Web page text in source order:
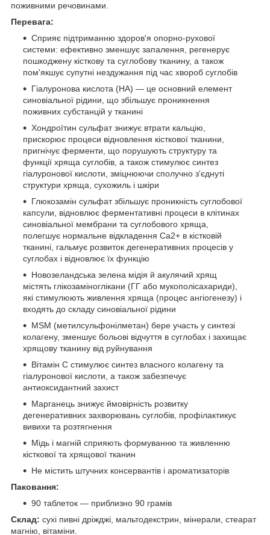
поживними речовинами.
Перевага:
Сприяє підтриманню здоров'я опорно-рухової
системи: ефективно зменшує запалення, регенерує
пошкоджену кісткову та суглобову тканину, а також
пом'якшує супутні нездужання під час хвороб суглобів
Гіалуронова кислота (HA) — це основний елемент
синовіальної рідини, що збільшує проникнення
поживних субстанцій у тканині
Хондроїтин сульфат знижує втрати кальцію,
прискорює процеси відновлення кісткової тканини,
пригнічує ферменти, що порушують структуру та
функції хряща суглобів, а також стимулює синтез
гіалуронової кислоти, зміцнюючи сполучно з'єднуті
структури хряща, сухожиль і шкіри
Глюкозамін сульфат збільшує проникність суглобової
капсули, відновлює ферментативні процеси в клітинах
синовіальної мембрани та суглобового хряща,
полегшує нормальне відкладення Ca2+ в кістковій
тканині, гальмує розвиток дегенеративних процесів у
суглобах і відновлює їх функцію
Новозеландська зелена мідія й акулячий хрящ
містять глікозаміноглікани (ГГ або мукополісахариди),
які стимулюють живлення хряща (процес ангіогенезу) і
входять до складу синовіальної рідини
MSM (метилсульфонілметан) бере участь у синтезі
колагену, зменшує больові відчуття в суглобах і захищає
хрящову тканину від руйнування
Вітамін C стимулює синтез власного колагену та
гіалуронової кислоти, а також забезпечує
антиоксидантний захист
Марганець знижує ймовірність розвитку
дегенеративних захворювань суглобів, профілактикує
вивихи та розтягнення
Мідь і магній сприяють формуванню та живленню
кісткової та хрящової тканин
Не містить штучних консервантів і ароматизаторів
Паковання:
90 таблеток — приблизно 90 грамів
Склад: сухі пивні дріжджі, мальтодекстрин, мінерали, стеарат
магнію, вітаміни.